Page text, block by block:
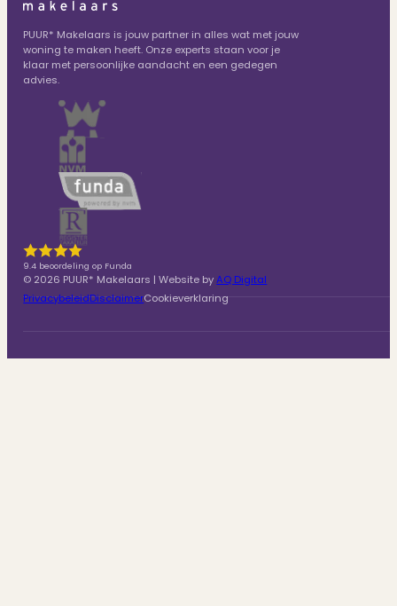
PUUR* Makelaars is jouw partner in alles wat met jouw
woning te maken heeft. Onze experts staan voor je
klaar met persoonlijke aandacht en een gedegen
advies.
9.4 beoordeling op Funda
© 2026 PUUR* Makelaars | Website byAQ Digital
PrivacybeleidDisclaimerCookieverklaring